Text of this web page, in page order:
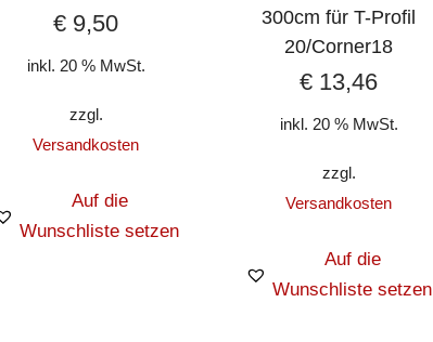
€ 9,50
inkl. 20 % MwSt.
zzgl.
Versandkosten
Auf die
Wunschliste setzen
300cm für T-Profil
20/Corner18
€ 13,46
inkl. 20 % MwSt.
zzgl.
Versandkosten
Auf die
Wunschliste setzen